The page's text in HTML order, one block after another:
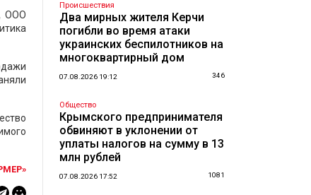
ООО
Происшествия
Два мирных жителя Керчи
погибли во время атаки
украинских беспилотников на
многоквартирный дом
07.08.2026 19:12 346
Общество
Крымского предпринимателя
обвиняют в уклонении от
уплаты налогов на сумму в 13
млн рублей
07.08.2026 17:52 1081